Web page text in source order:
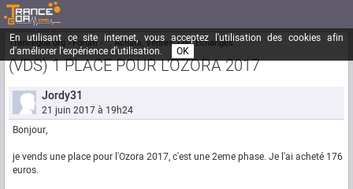
En utilisant ce site internet, vous acceptez l'utilisation des cookies afin
d'améliorer l'expérience d'utilisation.
OK
Trancegoa.org Forum ::. Achats, Ventes, Loc, Echanges...
(VDS) 1 PLACE POUR L'OZORA 2017
Jordy31
21 juin 2017 à 19h24
Bonjour,
je vends une place pour l'Ozora 2017, c'est une 2eme phase. Je l'ai acheté 176
euros.